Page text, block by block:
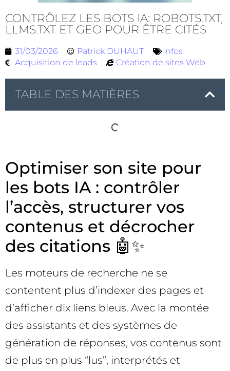
CONTRÔLEZ LES BOTS IA: ROBOTS.TXT,
LLMS.TXT ET GEO POUR ÊTRE CITÉS
31/03/2026 Patrick DUHAUT
Infos
Acquisition de leads
Création de sites Web
TABLE DES MATIÈRES
Optimiser son site pour
les bots IA : contrôler
l’accès, structurer vos
contenus et décrocher
des citations 🤖✨
Les moteurs de recherche ne se
contentent plus d’indexer des pages et
d’afficher dix liens bleus. Avec la montée
des assistants et des systèmes de
génération de réponses, vos contenus sont
de plus en plus “lus”, interprétés et